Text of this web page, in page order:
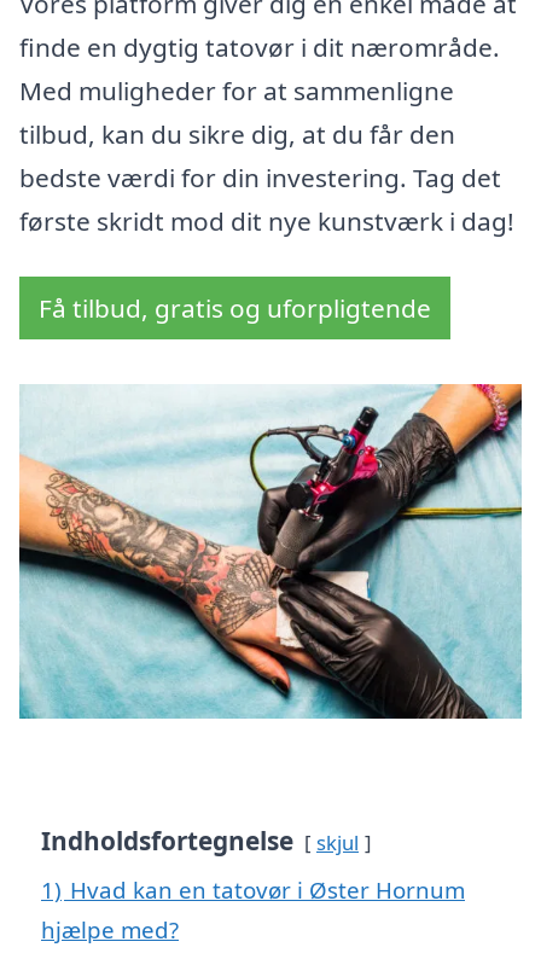
finde en dygtig tatovør i dit nærområde.
Med muligheder for at sammenligne
tilbud, kan du sikre dig, at du får den
bedste værdi for din investering. Tag det
første skridt mod dit nye kunstværk i dag!
Få tilbud, gratis og uforpligtende
Indholdsfortegnelse skjul
1) Hvad kan en tatovør i Øster Hornum
hjælpe med?